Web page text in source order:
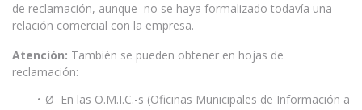
de reclamación, aunque no se haya formalizado todavía una
relación comercial con la empresa.
Atención: También se pueden obtener en hojas de
reclamación:
Ø En las O.M.I.C.-s (Oficinas Municipales de Información a